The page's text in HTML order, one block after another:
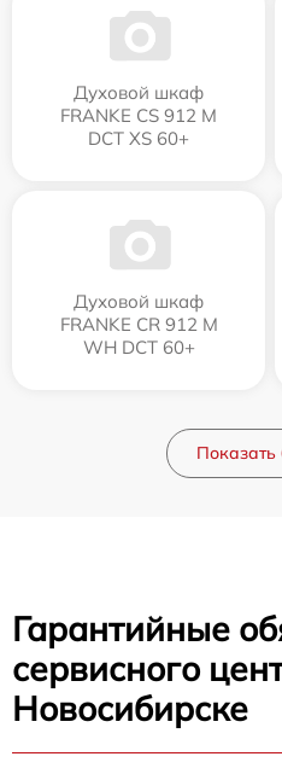
Духовой шкаф
FRANKE CS 912 M
DCT XS 60+
Духовой шкаф
FRANKE CR 912 M
WH DCT 60+
Гарантийные
сервисного
Новосибирске